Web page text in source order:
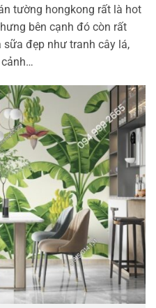
tường hongkong rất là hot
bên cạnh đó còn rất
đẹp như tranh cây lá,